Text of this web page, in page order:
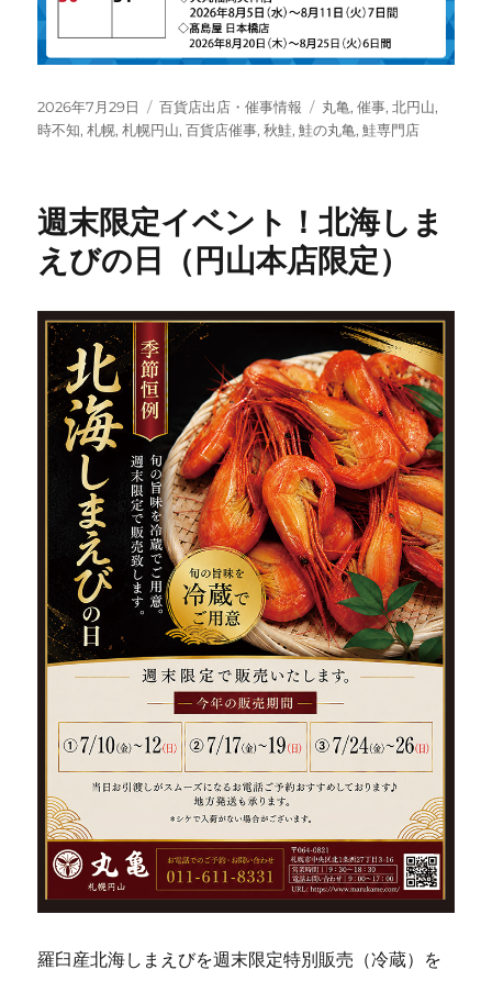
投
稿
2026年7月29日
カ
テ
百貨店出店・催事情報
タ
グ
丸亀,催事,北円山,
時不知,札幌,札幌円山,百貨店催事,秋鮭,鮭の丸亀,鮭専門店
週末限定イベント！北海しま
えびの日（円山本店限定）
羅臼産北海しまえびを週末限定特別販売（冷蔵）を